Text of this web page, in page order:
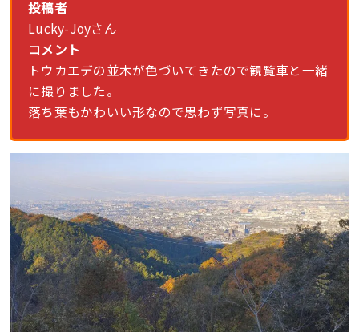
投稿者
Lucky-Joyさん
コメント
トウカエデの並木が色づいてきたので観覧車と一緒
に撮りました。
落ち葉もかわいい形なので思わず写真に。